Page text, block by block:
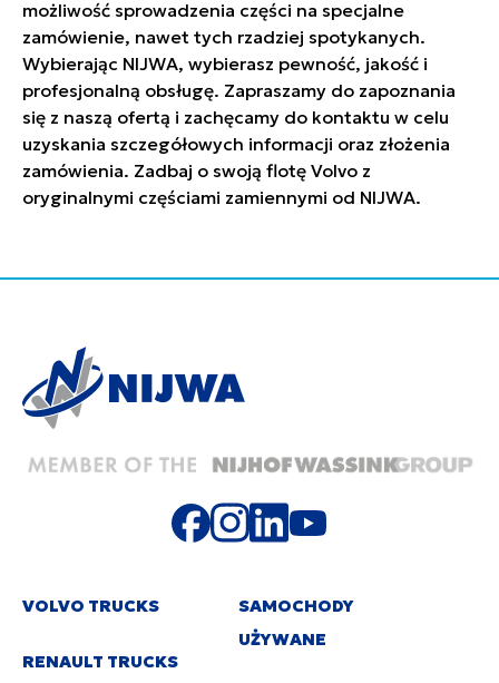
możliwość sprowadzenia części na specjalne
zamówienie, nawet tych rzadziej spotykanych.
Wybierając NIJWA, wybierasz pewność, jakość i
profesjonalną obsługę. Zapraszamy do zapoznania
się z naszą ofertą i zachęcamy do kontaktu w celu
uzyskania szczegółowych informacji oraz złożenia
zamówienia. Zadbaj o swoją flotę Volvo z
oryginalnymi częściami zamiennymi od NIJWA.
VOLVO TRUCKS
RENAULT TRUCKS
SAMOCHODY
UŻYWANE